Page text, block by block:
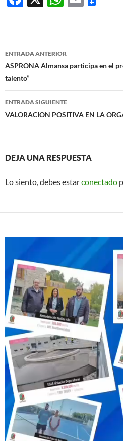
b
o
o
k
s
A
p
Navegación
de
entradas
ENTRADA ANTERIOR
ASPRONA Almansa participa en el
talento”
ENTRADA SIGUIENTE
VALORACION POSITIVA EN LA
DEJA UNA RESPUESTA
Lo siento, debes estarconectado